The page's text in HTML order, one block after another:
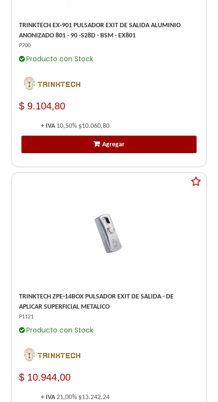
TRINKTECH EX-901 PULSADOR EXIT DE SALIDA ALUMINIO
ANONIZADO 801 - 90 -S28D - BSM - EX801
P700
Producto con Stock
$ 9.104,80
+ IVA 10,50% $10.060,80
Agregar
TRINKTECH ZPE-14BOX PULSADOR EXIT DE SALIDA - DE
APLICAR SUPERFICIAL METALICO
P1121
Producto con Stock
$ 10.944,00
+ IVA21,00% $13.242,24